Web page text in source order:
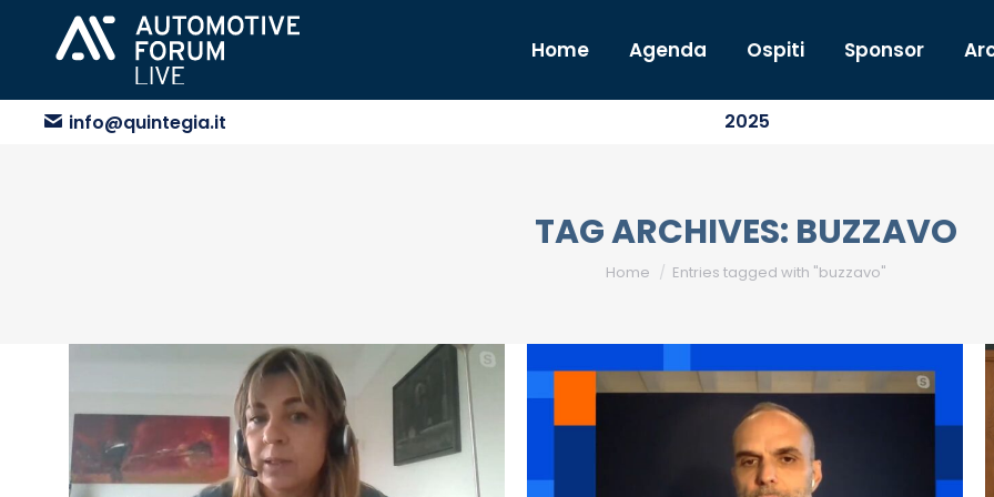
Home Agenda Ospiti Sponsor
info@quintegia.it 2025
TAG ARCHIVES: BUZZAVO
You are here:
Home Entries tagged with "buzzavo"